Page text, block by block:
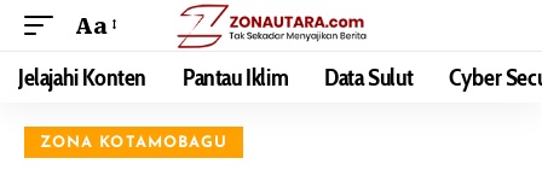
Aa
Jelajahi Konten Pantau Iklim Data Sulut Cyber
ZONA KOTAMOBAGU